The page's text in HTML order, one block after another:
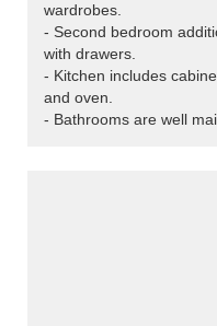
wardrobes.
- Second bedroom
with drawers.
- Kitchen includes
and oven.
- Bathrooms are well